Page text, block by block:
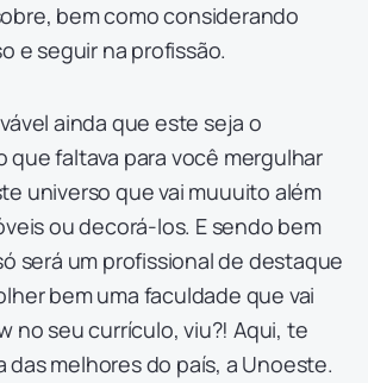
bem como considerando
e seguir na profissão.
ainda que este seja o
que faltava para você mergulhar
universo que vai muuuito além
ou decorá-los. E sendo bem
será um profissional de destaque
bem uma faculdade que vai
no seu currículo, viu?! Aqui, te
das melhores do país, a Unoeste.